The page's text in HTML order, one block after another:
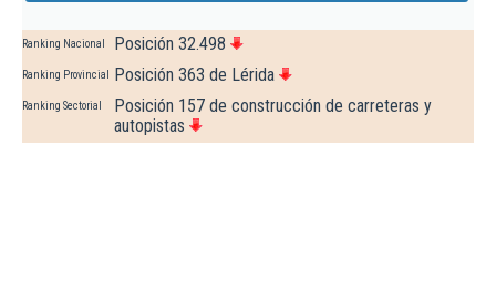
Ranking Nacional Posición 32.498
Ranking Provincial Posición 363 de Lérida
Ranking Sectorial
Posición 157 de construcción de carreteras y
autopistas